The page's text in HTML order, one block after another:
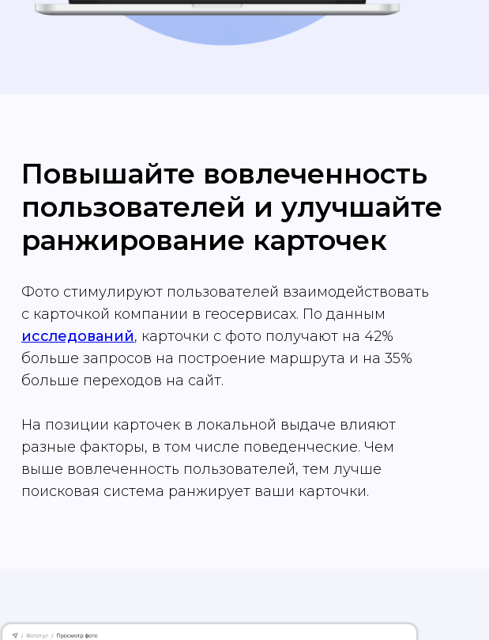
Повышайте вовлеченность
пользователей и улучшайте
ранжирование карточек
Фото стимулируют пользователей взаимодействовать
с карточкой компании в геосервисах. По данным
исследований, карточки с фото получают на 42%
больше запросов на построение маршрута и на 35%
больше переходов на сайт.
На позиции карточек в локальной выдаче влияют
разные факторы, в том числе поведенческие. Чем
выше вовлеченность пользователей, тем лучше
поисковая система ранжирует ваши карточки.